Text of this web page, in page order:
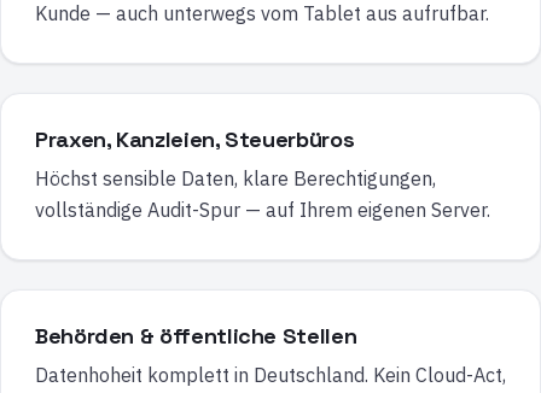
Kunde — auch unterwegs vom Tablet aus aufrufbar.
Praxen, Kanzleien, Steuerbüros
Höchst sensible Daten, klare Berechtigungen,
vollständige Audit-Spur — auf Ihrem eigenen Server.
Behörden & öffentliche Stellen
Datenhoheit komplett in Deutschland. Kein Cloud-Act,